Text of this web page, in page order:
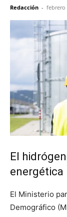
Redacción - febrero
El
energética
El Ministerio
Demográfico